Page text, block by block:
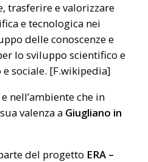
trasferire e valorizzare
e tecnologica nei
delle conoscenze e
lo sviluppo scientifico e
sociale. [F.wikipedia]
nell’ambiente che in
valenza a Giugliano in
del progetto ERA –